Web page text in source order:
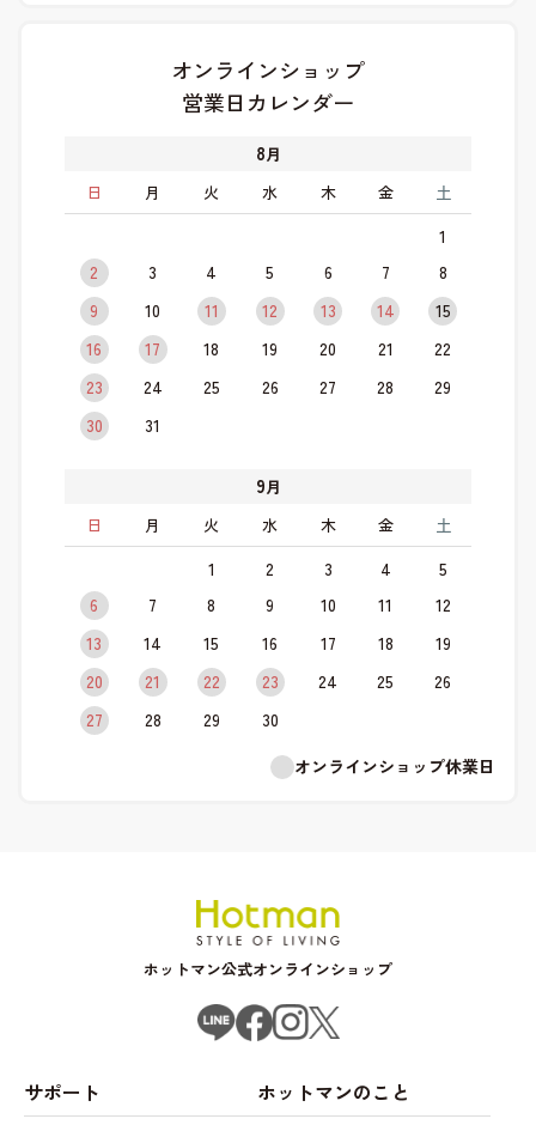
オンラインショップ
営業日カレンダー
8月
日
月 火 水 木 金 土
1
2
3 4 5 6 7
8
9
10 11 12 13 14
15
16
17 18 19 20 21
22
23
24 25 26 27 28
29
30
31
9月
日
月 火 水 木 金 土
1 2 3 4
5
6
7 8 9 10 11
12
13
14 15 16 17 18
19
20
21 22 23 24 25
26
27
28 29
30
オンラインショップ休業日
ホットマン公式オンラインショップ
サポート ホットマンのこと